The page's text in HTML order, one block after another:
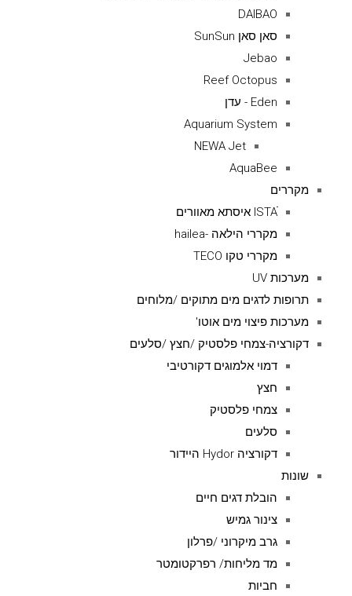
DAIBAO
סאן סאן SunSun
Jebao
Reef Octopus
Eden - עדן
Aquarium System
NEWA Jet
AquaBee
מקררים
ISTAׁׂ איסתא מאוורים
מקררי הילאה -hailea
מקררי טקו TECO
מערכות UV
תרופות לדגים מים מתוקים /מלוחים
מערכות פיצוי מים אוטו'
דקורציה-צמחי פלסטיק /חצץ /סלעים
דמוי אלמוגים דקורטיבי
חצץ
צמחי פלסטיק
סלעים
דקורציה Hydor היידור
שונות
הובלת דגים חיים
צינור גמיש
גרב מיקרוני /פרלון
מד מליחות/ רפרקטומטר
חביות